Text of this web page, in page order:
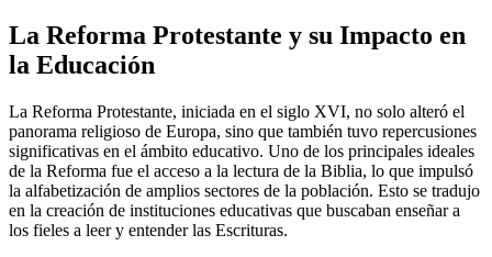
La Reforma Protestante y su Impacto en
la Educación
La Reforma Protestante, iniciada en el siglo XVI, no solo alteró el
panorama religioso de Europa, sino que también tuvo repercusiones
significativas en el ámbito educativo. Uno de los principales ideales
de la Reforma fue el acceso a la lectura de la Biblia, lo que impulsó
la alfabetización de amplios sectores de la población. Esto se tradujo
en la creación de instituciones educativas que buscaban enseñar a
los fieles a leer y entender las Escrituras.